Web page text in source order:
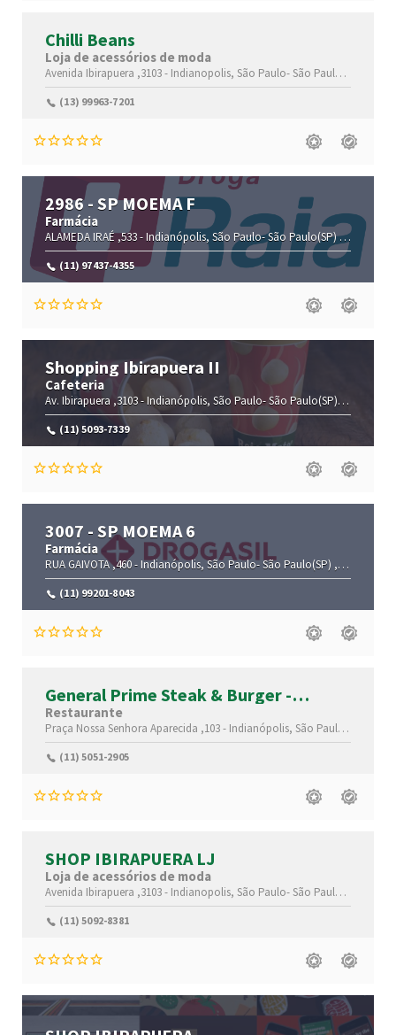
Chilli Beans
Loja de acessórios de moda
Avenida Ibirapuera ,3103 - Indianopolis, São Paulo-São Paulo(SP)
(13) 99963-7201
2986 - SP MOEMA F
Farmácia
ALAMEDA IRAÉ ,533 -Indianópolis, São Paulo-São Paulo(SP),04075-000
(11) 97437-4355
Shopping Ibirapuera II
Cafeteria
Av. Ibirapuera ,3103 -Indianópolis, São Paulo-São Paulo(SP),04029-200
(11) 5093-7339
3007 - SP MOEMA 6
Farmácia
RUA GAIVOTA ,460 - Indianópolis, São Paulo-São Paulo(SP) ,04522-030
(11) 99201-8043
General Prime Steak & Burger -
Moema
Restaurante
Praça Nossa Senhora Aparecida ,103 - Indianópolis, São Paulo-
(11) 5051-2905
SHOP IBIRAPUERA LJ
Loja de acessórios de moda
Avenida Ibirapuera ,3103 - Indianopolis, São Paulo-São Paulo(SP)
(11) 5092-8381